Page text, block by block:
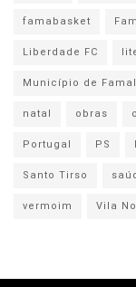
famabasket
Liberdade FC
Município de
natal
obras
Portugal
PS
Santo Tirso
vermoim
Vila